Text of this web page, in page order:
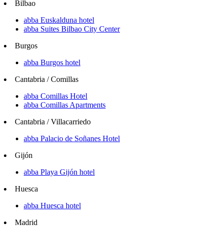
Bilbao
abba Euskalduna hotel
abba Suites Bilbao City Center
Burgos
abba Burgos hotel
Cantabria / Comillas
abba Comillas Hotel
abba Comillas Apartments
Cantabria / Villacarriedo
abba Palacio de Soñanes Hotel
Gijón
abba Playa Gijón hotel
Huesca
abba Huesca hotel
Madrid